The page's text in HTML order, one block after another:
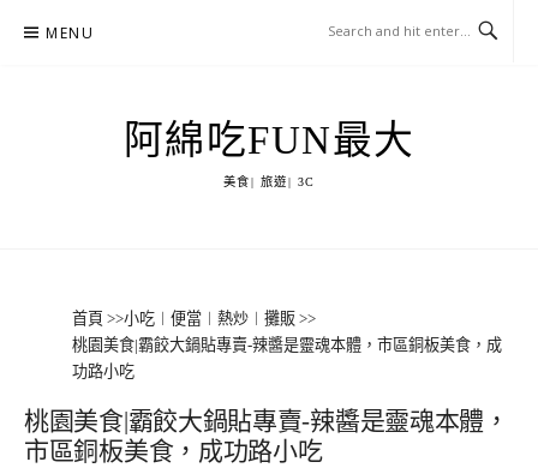
MENU
阿綿吃FUN最大
美食| 旅遊| 3C
首頁 >>小吃︱便當︱熱炒︱攤販 >>
桃園美食|霸餃大鍋貼專賣-辣醬是靈魂本體，市區銅板美食，成
功路小吃
桃園美食|霸餃大鍋貼專賣-辣醬是靈魂本體，
市區銅板美食，成功路小吃